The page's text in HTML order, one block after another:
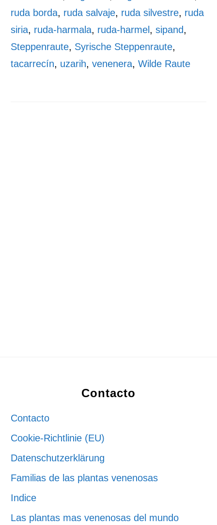
ruda borda, ruda salvaje, ruda silvestre, ruda
siria, ruda-harmala, ruda-harmel ,sipand,
Steppenraute, Syrische Steppenraute,
tacarrecín, uzarih,venenera,Wilde Raute
Contacto
Contacto
Cookie-Richtlinie (EU)
Datenschutzerklärung
Familias de las plantas venenosas
Indice
Las plantas mas venenosas del mundo